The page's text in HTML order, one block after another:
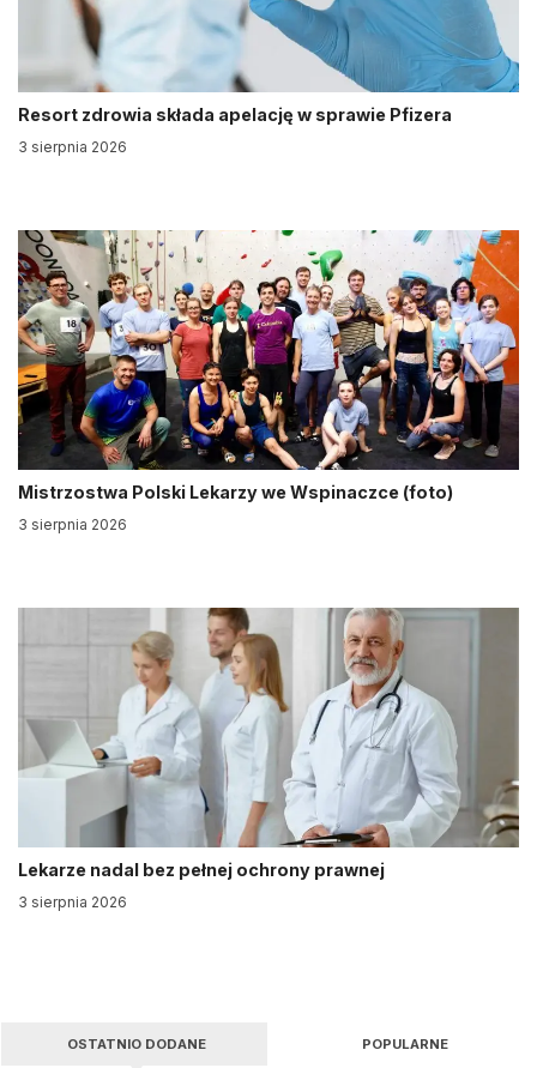
Resort zdrowia składa apelację w sprawie Pfizera
3 sierpnia 2026
Mistrzostwa Polski Lekarzy we Wspinaczce (foto)
3 sierpnia 2026
Lekarze nadal bez pełnej ochrony prawnej
3 sierpnia 2026
OSTATNIO DODANE POPULARNE